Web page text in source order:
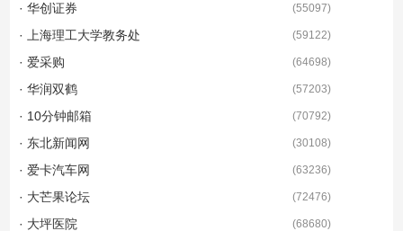
· 华创证券 (55097)
· 上海理工大学教务处 (59122)
· 爱采购 (64698)
· 华润双鹤 (57203)
· 10分钟邮箱 (70792)
· 东北新闻网 (30108)
· 爱卡汽车网 (63236)
· 大芒果论坛 (72476)
· 大坪医院 (68680)